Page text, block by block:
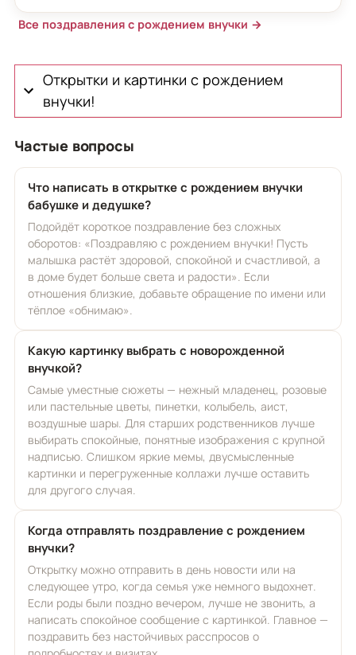
Все поздравления с рождением внучки →
Открытки и картинки с рождением
внучки!
Частые вопросы
Что написать в открытке с рождением внучки
бабушке и дедушке?
Подойдёт короткое поздравление без сложных
оборотов: «Поздравляю с рождением внучки! Пусть
малышка растёт здоровой, спокойной и счастливой, а
в доме будет больше света и радости». Если
отношения близкие, добавьте обращение по имени или
тёплое «обнимаю».
Какую картинку выбрать с новорожденной
внучкой?
Самые уместные сюжеты — нежный младенец, розовые
или пастельные цветы, пинетки, колыбель, аист,
воздушные шары. Для старших родственников лучше
выбирать спокойные, понятные изображения с крупной
надписью. Слишком яркие мемы, двусмысленные
картинки и перегруженные коллажи лучше оставить
для другого случая.
Когда отправлять поздравление с рождением
внучки?
Открытку можно отправить в день новости или на
следующее утро, когда семья уже немного выдохнет.
Если роды были поздно вечером, лучше не звонить, а
написать спокойное сообщение с картинкой. Главное —
поздравить без настойчивых расспросов о